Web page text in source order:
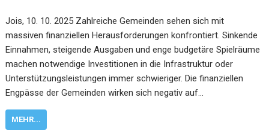
Jois, 10. 10. 2025 Zahlreiche Gemeinden sehen sich mit
massiven finanziellen Herausforderungen konfrontiert. Sinkende
Einnahmen, steigende Ausgaben und enge budgetäre Spielräume
machen notwendige Investitionen in die Infrastruktur oder
Unterstützungsleistungen immer schwieriger. Die finanziellen
Engpässe der Gemeinden wirken sich negativ auf…
MEHR...